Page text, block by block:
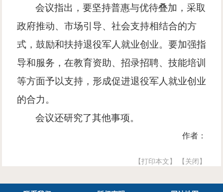
会议指出，要坚持普惠与优待叠加，采取
政府推动、市场引导、社会支持相结合的方
式，鼓励和扶持退役军人就业创业。要加强指
导和服务，在教育资助、招录招聘、技能培训
等方面予以支持，形成促进退役军人就业创业
的合力。
会议还研究了其他事项。
作者：
【打印本文】 【关闭】